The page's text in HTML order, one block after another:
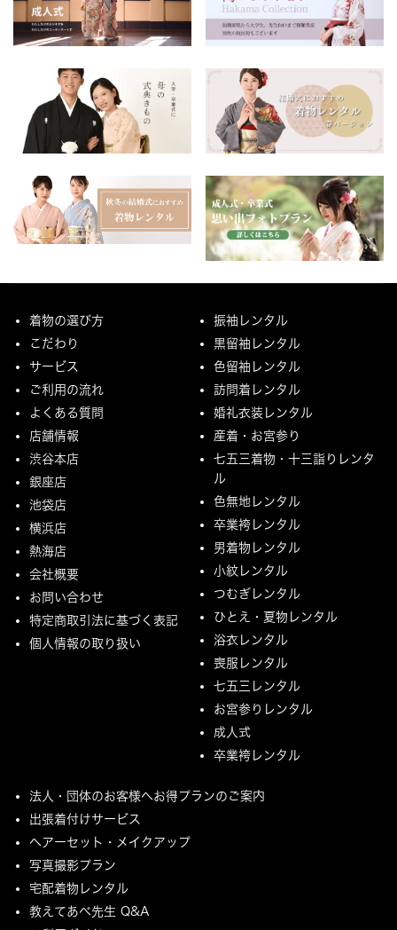
着物の選び方
こだわり
サービス
ご利用の流れ
よくある質問
店舗情報
渋谷本店
銀座店
池袋店
横浜店
熱海店
会社概要
お問い合わせ
特定商取引法に基づく表記
個人情報の取り扱い
振袖レンタル
黒留袖レンタル
色留袖レンタル
訪問着レンタル
婚礼衣装レンタル
産着・お宮参り
七五三着物・十三詣りレンタ
ル
色無地レンタル
卒業袴レンタル
男着物レンタル
小紋レンタル
つむぎレンタル
ひとえ・夏物レンタル
浴衣レンタル
喪服レンタル
七五三レンタル
お宮参りレンタル
成人式
卒業袴レンタル
法人・団体のお客様へお得プランのご案内
出張着付けサービス
ヘアーセット・メイクアップ
写真撮影プラン
宅配着物レンタル
教えてあべ先生 Q&A